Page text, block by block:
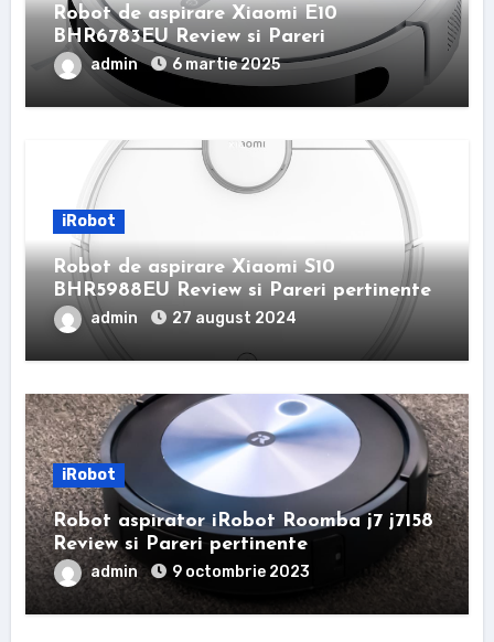
Robot de aspirare Xiaomi E10
BHR6783EU Review si Pareri
admin 6 martie 2025
iRobot
Robot de aspirare Xiaomi S10
BHR5988EU Review si Pareri pertinente
admin 27 august 2024
iRobot
Robot aspirator iRobot Roomba j7 j7158
Review si Pareri pertinente
admin 9 octombrie 2023